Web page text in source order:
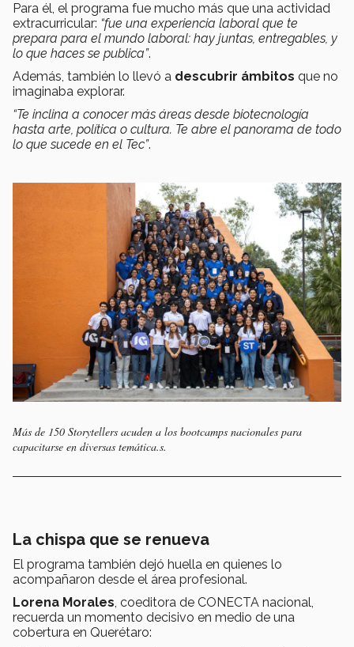
Para él, el programa fue mucho más que una actividad
extracurricular: “fue una experiencia laboral que te
prepara para el mundo laboral: hay juntas, entregables, y
lo que haces se publica”.
Además, también lo llevó a descubrir ámbitos que no
imaginaba explorar.
“Te inclina a conocer más áreas desde biotecnología
hasta arte, política o cultura. Te abre el panorama de todo
lo que sucede en el Tec”.
Más de 150 Storytellers acuden a los bootcamps nacionales para
capacitarse en diversas temática.s.
La chispa que se renueva
El programa también dejó huella en quienes lo
acompañaron desde el área profesional.
Lorena Morales, coeditora de CONECTA nacional,
recuerda un momento decisivo en medio de una
cobertura en Querétaro: